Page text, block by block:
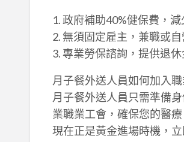
1. 政府補助40%健保費，減
2. 無須固定雇主，兼職或
3. 專業勞保諮詢，提供退
月子餐外送人員如何加入
月子餐外送人員只需準備
業職業工會，確保您的醫
現在正是黃金進場時機，